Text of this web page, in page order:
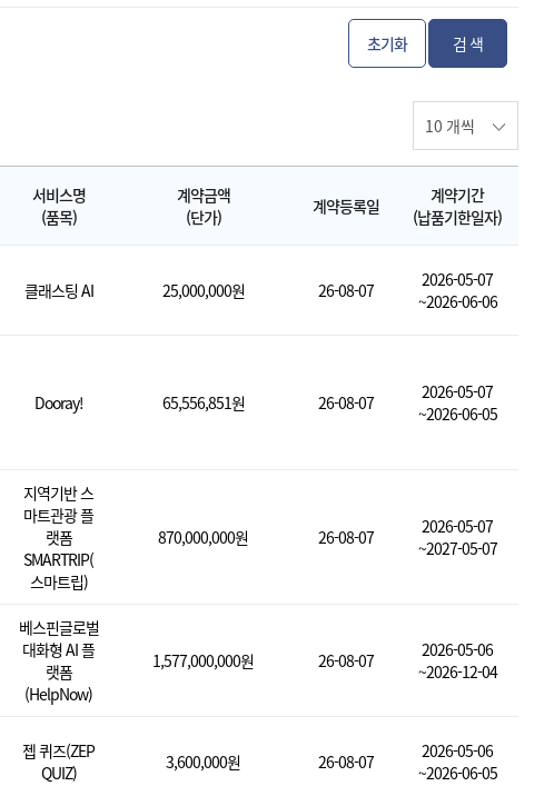
초기화 검 색
서비스명
(품목)
계약금액
(단가)
계약등록일
계약기간
(납품기한일자)
클래스팅 AI 25,000,000원 26-08-07
2026-05-07
~2026-06-06
Dooray! 65,556,851원 26-08-07
2026-05-07
~2026-06-05
지역기반 스
마트관광 플
랫폼
SMARTRIP(
스마트립)
870,000,000원 26-08-07
2026-05-07
~2027-05-07
베스핀글로벌
대화형 AI 플
랫폼
(HelpNow)
1,577,000,000원 26-08-07
2026-05-06
~2026-12-04
젭 퀴즈(ZEP
QUIZ)
3,600,000원 26-08-07
2026-05-06
~2026-06-05